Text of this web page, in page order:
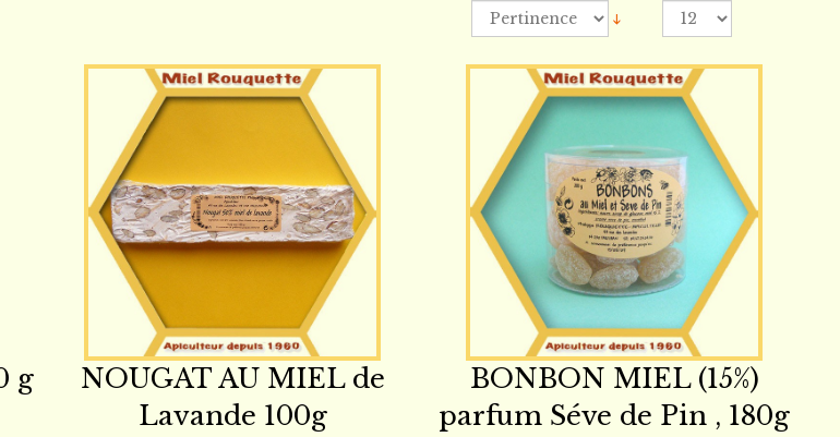
g
NOUGAT AU MIEL de
Lavande 100g
BONBON MIEL (15%)
parfum Séve de Pin , 180g